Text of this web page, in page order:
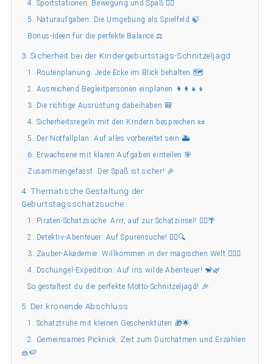
4. Sportstationen: Bewegung und Spaß 🏃‍♂️
5. Naturaufgaben: Die Umgebung als Spielfeld 🍃
Bonus-Ideen für die perfekte Balance ⚖️
3. Sicherheit bei der Kindergeburtstags-Schnitzeljagd
1. Routenplanung: Jede Ecke im Blick behalten 🗺️
2. Ausreichend Begleitpersonen einplanen 👩‍👩‍👧‍👦
3. Die richtige Ausrüstung dabeihaben 🎒
4. Sicherheitsregeln mit den Kindern besprechen 📜
5. Der Notfallplan: Auf alles vorbereitet sein 🚑
6. Erwachsene mit klaren Aufgaben einteilen 🎯
Zusammengefasst: Der Spaß ist sicher! 🎉
4. Thematische Gestaltung der
Geburtstagsschatzsuche
1. Piraten-Schatzsuche: Arrr, auf zur Schatzinsel! 🏴‍☠️🌴
2. Detektiv-Abenteuer: Auf Spurensuche! 🕵️‍♂️🔍
3. Zauber-Akademie: Willkommen in der magischen Welt 🧙‍♀️✨
4. Dschungel-Expedition: Auf ins wilde Abenteuer! 🐒🌿
So gestaltest du die perfekte Motto-Schnitzeljagd! 🎉
5. Der krönende Abschluss
1. Schatztruhe mit kleinen Geschenktüten 🎁🌟
2. Gemeinsames Picknick: Zeit zum Durchatmen und Erzählen
🧺🍉